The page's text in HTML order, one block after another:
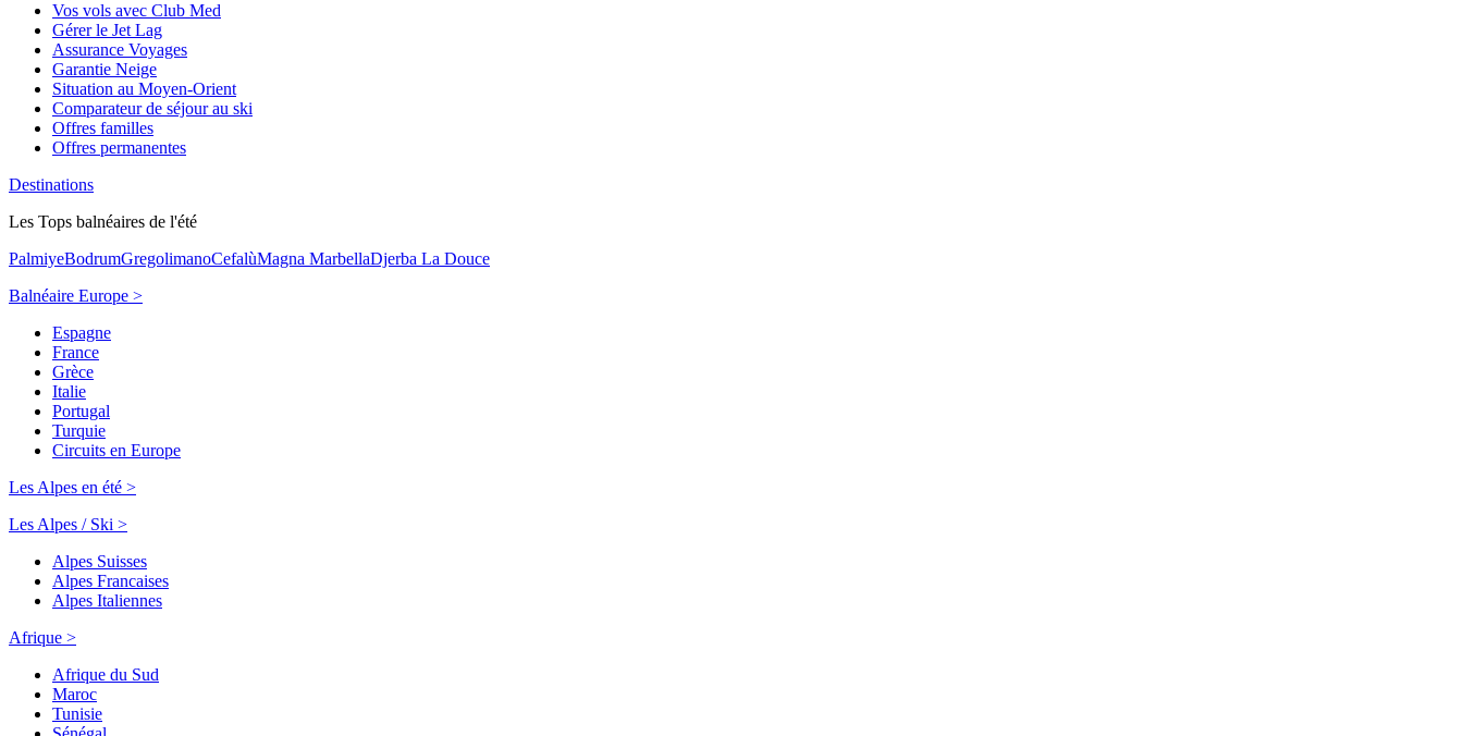
Vos vols avec Club Med
Gérer le Jet Lag
Assurance Voyages
Garantie Neige
Situation au Moyen-Orient
Comparateur de séjour au ski
Offres familles
Offres permanentes
Destinations
Les Tops balnéaires de l'été
PalmiyeBodrumGregolimanoCefalùMagna MarbellaDjerba La Douce
Balnéaire Europe >
Espagne
France
Grèce
Italie
Portugal
Turquie
Circuits en Europe
Les Alpes en été >
Les Alpes / Ski >
Alpes Suisses
Alpes Francaises
Alpes Italiennes
Afrique >
Afrique du Sud
Maroc
Tunisie